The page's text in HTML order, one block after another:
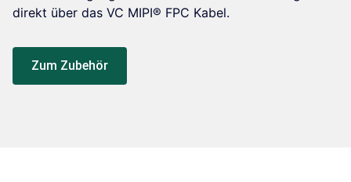
direkt über das VC MIPI® FPC Kabel.
Zum Zubehör